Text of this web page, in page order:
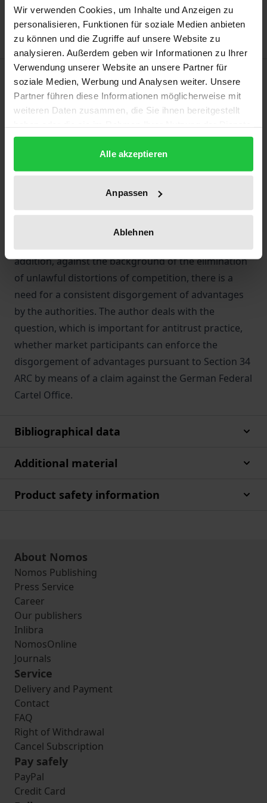
Wir verwenden Cookies, um Inhalte und Anzeigen zu
personalisieren, Funktionen für soziale Medien anbieten
zu können und die Zugriffe auf unsere Website zu
analysieren. Außerdem geben wir Informationen zu Ihrer
Verwendung unserer Website an unsere Partner für
soziale Medien, Werbung und Analysen weiter. Unsere
Partner führen diese Informationen möglicherweise mit
weiteren Daten zusammen, die Sie ihnen bereitgestellt
gesammelt haben.
Alle akzeptieren
Anpassen
Ablehnen
Delivery cost notice
Description
With the 7th amendment to the ARC, the the
supplement to the disgorgement under the law on
fines. To date, neither of the two recovery methods
has been implemented by the German Federal Cartel
Office. However, according to the legal
requirements, there is a general obligation for the
addition, against the background of the elimination
of unlawful distortions of competition, there is a
need for a consistent disgorgement of advantages
by the authorities. The author deals with the
question, which is important for antitrust practice,
whether market participants can enforce the
disgorgement of advantages pursuant to Section 34
ARC by means of a claim against the German Federal
Cartel Office.
Bibliographical data
Additional material
Product safety information
About Nomos
Nomos Publishing
Press Service
Career
Our publishers
Inlibra
NomosOnline
Journals
Service
Delivery and Payment
Contact
FAQ
Right of Withdrawal
Cancel Subscription
Pay safely
PayPal
Credit Card